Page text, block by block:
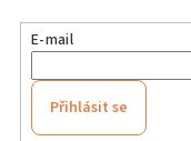
E-mail
Přihlásit se